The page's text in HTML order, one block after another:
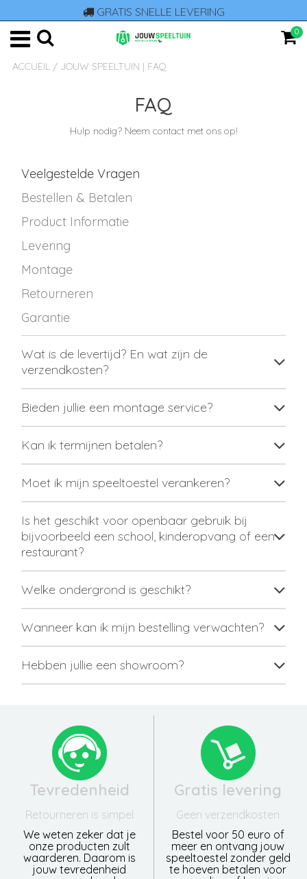
GRATIS SNELLE LEVERING
0
ACCUEIL / JOUW SPEELTUIN | FAQ
FAQ
Hulp nodig? Neem contact met ons op!
Veelgestelde Vragen
Bestellen & Betalen
Product Informatie
Levering
Montage
Retourneren
Garantie
Wat is de levertijd? En wat zijn de
verzendkosten?
Bieden jullie een montage service?
Kan ik termijnen betalen?
Moet ik mijn speeltoestel verankeren?
Is het geschikt voor openbaar gebruik bij
bijvoorbeeld een school, kinderopvang of een
restaurant?
Welke ondergrond is geschikt?
Wanneer kan ik mijn bestelling verwachten?
Hebben jullie een showroom?
Tevredenheid
Retourneren is simpel
We weten zeker dat je
onze producten zult
waarderen. Daarom is
jouw tevredenheid
Gratis levering
Geen verzendkosten
Bestel voor 50 euro of
meer en ontvang jouw
speeltoestel zonder geld
te hoeven betalen voor